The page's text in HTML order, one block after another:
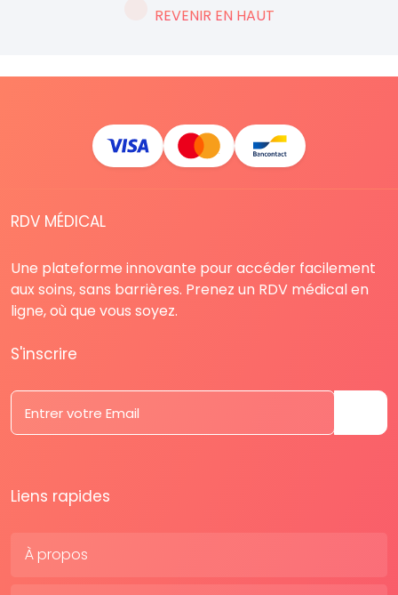
REVENIR EN HAUT
RDV MÉDICAL
Une plateforme innovante pour accéder facilement
aux soins, sans barrières. Prenez un RDV médical en
ligne, où que vous soyez.
S'inscrire
Liens rapides
À propos